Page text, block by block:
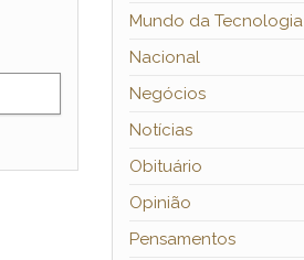
Mundo da Tecnologia
Nacional
Negócios
Notícias
Obituário
Opinião
Pensamentos